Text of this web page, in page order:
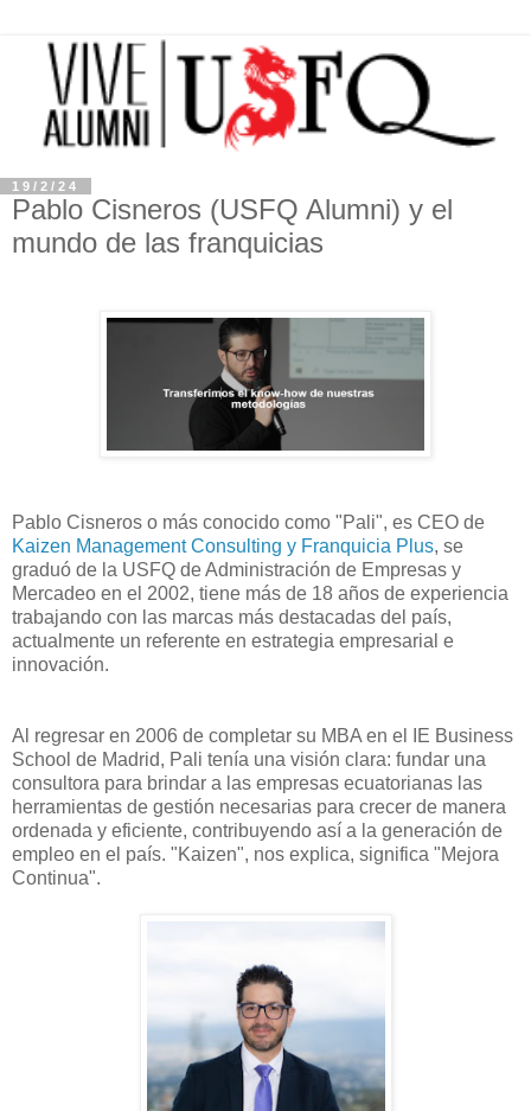
19/2/24
Pablo Cisneros (USFQ Alumni) y el
mundo de las franquicias
Pablo Cisneros o más conocido como "Pali", es CEO de
Kaizen Management Consulting y Franquicia Plus, se
graduó de la USFQ de Administración de Empresas y
Mercadeo en el 2002, tiene más de 18 años de experiencia
trabajando con las marcas más destacadas del país,
actualmente un referente en estrategia empresarial e
innovación.
Al regresar en 2006 de completar su MBA en el IE Business
School de Madrid, Pali tenía una visión clara: fundar una
consultora para brindar a las empresas ecuatorianas las
herramientas de gestión necesarias para crecer de manera
ordenada y eficiente, contribuyendo así a la generación de
empleo en el país. "Kaizen", nos explica, significa "Mejora
Continua".